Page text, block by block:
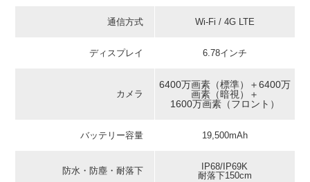
通信方式 Wi-Fi / 4G LTE
ディスプレイ 6.78インチ
カメラ
6400万画素（標準）＋6400万
画素（暗視）＋
1600万画素（フロント）
バッテリー容量 19,500mAh
防水・防塵・耐落下
IP68/IP69K
耐落下150cm